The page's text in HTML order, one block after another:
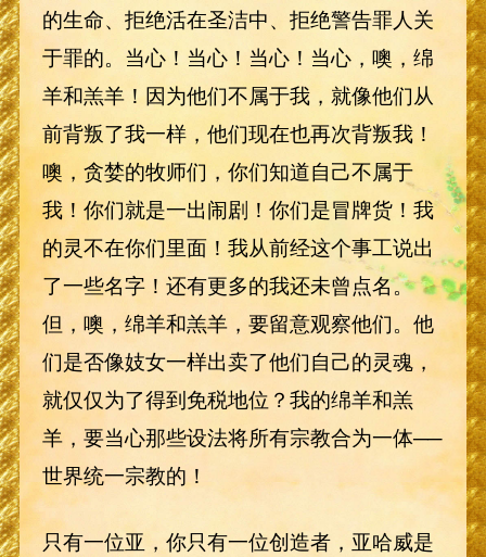
的生命、拒绝活在圣洁中、拒绝警告罪人关
于罪的。当心！当心！当心！当心，噢，绵
羊和羔羊！因为他们不属于我，就像他们从
前背叛了我一样，他们现在也再次背叛我！
噢，贪婪的牧师们，你们知道自己不属于
我！你们就是一出闹剧！你们是冒牌货！我
的灵不在你们里面！我从前经这个事工说出
了一些名字！还有更多的我还未曾点名。
但，噢，绵羊和羔羊，要留意观察他们。他
们是否像妓女一样出卖了他们自己的灵魂，
就仅仅为了得到免税地位？我的绵羊和羔
羊，要当心那些设法将所有宗教合为一体──
世界统一宗教的！
只有一位亚，你只有一位创造者，亚哈威是